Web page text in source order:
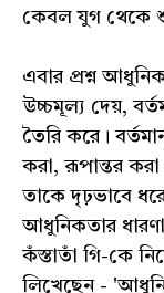
কেবল যুগ থেকে
এবার প্রশ্ন
উচ্চমূল্য দেয়,
তৈরি করে।
করা, রূপান্তর
তাকে দৃঢ়ভাবে
আধুনিকতার ধারণা
কঁস্তাতাঁ গি-কে
লিখেছেন -